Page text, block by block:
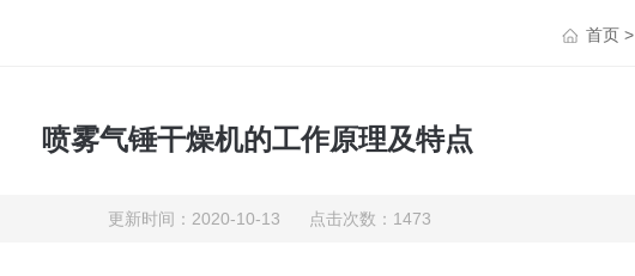
首页 >
喷雾气锤干燥机的工作原理及特点
更新时间：2020-10-13 点击次数：1473